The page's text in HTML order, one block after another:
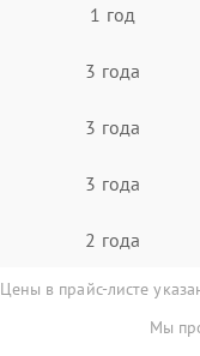
1 год
3 года
3 года
3 года
2 года
Цены в прайс-листе
Мы